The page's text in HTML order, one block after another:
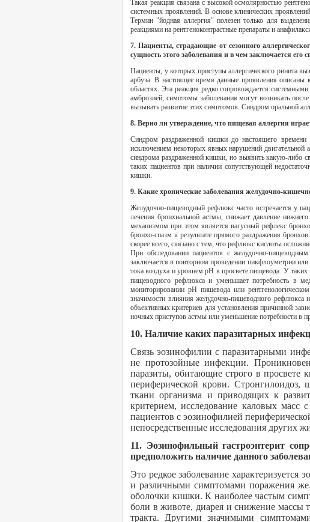
Такая реакция связана с высокой осмолярностью
системных проявлений. В основе клинических
Термин "йодная аллергия" полезен только для
реакциями на рентгеноконтрастные препараты и
7. Пациенты, страдающие от сезонного
сущность этого заболевания и в чем заключается его
Пациенты, у которых приступы аллергического ринита
арбуза. В настоящее время данные проявления описаны
областях. Эта реакция редко сопровождается
амброзией, симптомы заболевания могут возникать
вызывать развитие этих симптомов. Синдром оральной
8. Верно ли утверждение, что пищевая аллергия
Синдром раздраженной кишки до настоящего времени
исключением некоторых явных нарушений двигательной
синдрома раздраженной кишки, но выявить какую-либо
таких пациентов при наличии сопутствующей
кишки.
9. Какие хронические заболевания желудочно-
Желудочно-пищеводный рефлюкс часто встречается у
лечения бронхиальной астмы, снижает давление
механизмом при этом является вагусный рефлекс
бронхо-спазм в результате прямого раздражения
скорее всего, связано с тем, что рефлюкс кислоты
При обследовании пациентов с желудочно-
заключается в повторном проведении пикфлоуметрии
тока воздуха и уровнем рН в просвете пищевода. У
пищеводного рефлюкса и уменьшает потребность в
мониторировании рН пищевода или
значимости влияния желудочно-пищеводного рефлюкса
объективных критериев для установления причинной
ночных приступов астмы или уменьшение потребности в
10. Наличие каких паразитарных
Связь эозинофилии с паразитарными
не протозойные инфекции.
паразиты, обитающие строго в просвете
периферической крови.
ткани организма и приводящих к
критерием, исследование каловых
пациентов с эозинофилией
непосредственные исследования других
11. Эозинофильный гастроэнтерит
предположить наличие данного
Это редкое заболевание
и различными симптомами поражения
оболочки кишки. К наиболее частым
боли в животе, диарея и снижение
тракта. Другими значимыми